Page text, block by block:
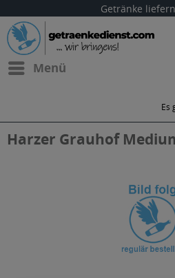
Getränke
Menü
Es
Harzer Grauhof